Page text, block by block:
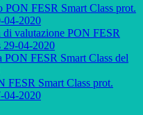
PON FESR Smart Class prot.
04-2020
di valutazione PON FESR
29-04-2020
PON FESR Smart Class del
FESR Smart Class prot.
04-2020